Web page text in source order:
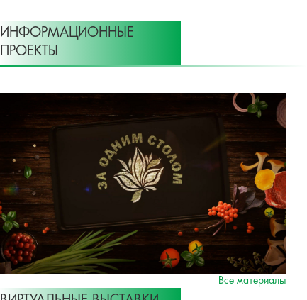
ИНФОРМАЦИОННЫЕ
ПРОЕКТЫ
Все материалы